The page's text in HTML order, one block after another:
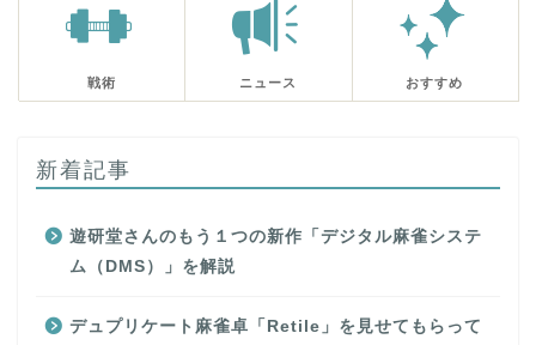
戦術 ニュース おすすめ
新着記事
遊研堂さんのもう１つの新作「デジタル麻雀システ
ム（DMS）」を解説
デュプリケート麻雀卓「Retile」を見せてもらって